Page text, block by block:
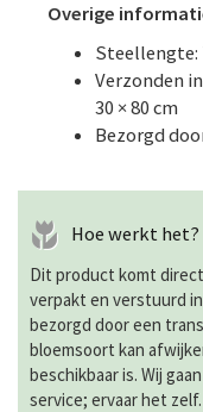
Overige
Steellengte:
Verzonden
30 × 80 cm
Bezorgd
Hoe werkt het?
Dit product komt
verpakt en verstuurd
bezorgd door een
bloemsoort kan
beschikbaar is. Wij
service; ervaar het zelf.